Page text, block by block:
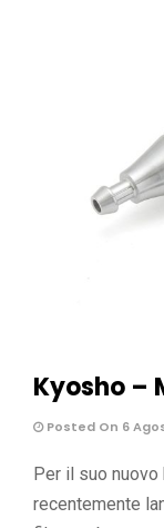
Kyosho –
Posted On 6
Per il suo
recentemente